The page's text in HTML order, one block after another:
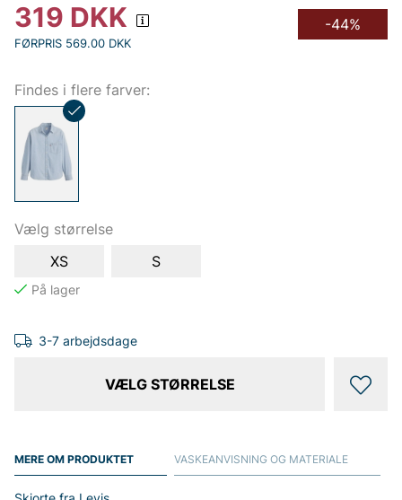
319 DKK
FØRPRIS 569.00 DKK
-44%
Findes i flere farver:
Vælg størrelse
XS
S
3-7 arbejdsdage
VÆLG STØRRELSE
MERE OM PRODUKTET VASKEANVISNING OG MATERIALE